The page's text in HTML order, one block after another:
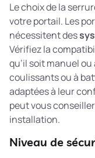
Le choix de la
votre portail. Les
nécessitent des
Vérifiez la
qu’il soit manuel
coulissants ou à
adaptées à leur
peut vous
installation.
Niveau de